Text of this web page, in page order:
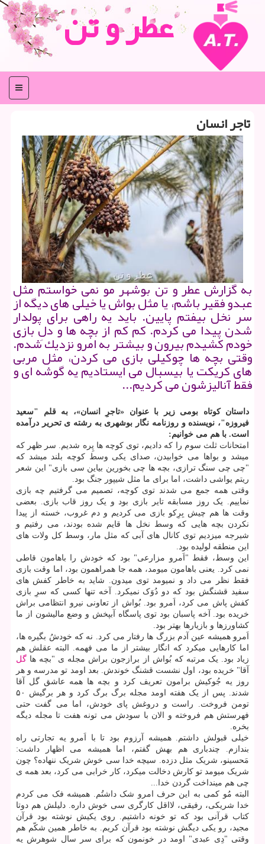
عطر و تن
منو
تاجر انسان
به گزارش عطر و تن بوشهر مو نمی خواستم مثل
عبدو فقیر باشم، یا مثل بواش یا خیلی های دیگه از
سر نخل بیفتم پایین. باید یه راهی برای پولدار
شدن پیدا می كردم. كم كم از بچه ها و دلِ بازی
خودم كشیدم بیرون و بیشتر به امرو نزدیك شدم.
وقتی بچه ها چوكیلی بازی می كردن، مثل مربی
های كریكت یا بیسبال می ایستادیم یه گوشه ای و
فقط آنالیزشون می كردیم...
داستان
کوتاه بومی زیر با عنوان «تاجرِ انسان»، به قلم "سعید
فیروزه"، نویسنده و روزنامه نگار بوشهری به رشته ی تحریر درآمده
است. با هم می خوانیم:
امتحانات ثلث سوم را که دادیم، توی کوچه ها پِره شدیم. سر ظهر که
میشد و بواها می خوابیدن، صدای یکی وسط کوچه بلند میشد که
"چی چی سنگ ترازی، بچه ها چی بخورین بیاین سی بازی" این شعر
ریتم یواشی داشت، اما برای ما مثل شیپور جنگ بود.
وقتی همه جمع می شدند توی کوچه، تصمیم می گرفتیم چه بازی
نماییم. یک روز مسابقه تایر بازی بود و یک روز قاب بازی. بعضی
وقت ها هم چیش بِرِکو بازی می کردیم و دم غروب، خسته از پیدا
نکردن بچه هایی که وسط نخل ها قایم شده بودند، می رفتیم و
شیرجه میزدیم توی کانال های آبی که مثل مار، وسط کل ولات های
این منطقه لولیده بود.
این وسط، فقط "اَمرو مزارعی" بود که خودش را باهامون قاطی
نمی کرد. یعنی باهامون میومد، همه جا همراهمون بود، اما وقت بازی
فقط نظر می داد و نمیومد توی میدون. شاید به خاطر کفش های
سفید قشنگش بود که دو دُوَک نمیکرد. آخه تنها کسی که سرِ بازی
کفش پاش می کرد، اَمرو بود. بُواش از تعاونی نیرو انتظامی براش
خریده بود. آخه پاسبان بود توی پاسگاه آبپخش و وضع مالیشون از ما
کشاورزها و بازیارها بهتر بود.
اَمرو همیشه عین آدم بزرگ ها رفتار می کرد. نه که خودشُ بگیره ها،
اما کارهایی میکرد که انگار بیشتر از ما می فهمه. البته عقلش هم
زیاد بود. یک مرتبه که بُواش از برازجون براش مجله ی "بچه ها گل
آقا" خریده بود، اول نشست قشنگ خوندش. بعد اومد تو مدرسه و هر
روز یه جُوکیش برامون تعریف کرد و بچه ها همه عاشق گل آقا
شدند. پس از یک هفته اومد مجله برگ برگ کرد و هر برگیش ۵۰
تومن فروخت. راست و دروغش پای خودش، اما می گفت حتی
فهرستش هم فروخته و الان با سودش می تونه هفت تا مجله دیگه
بخره.
خیلی قبولش داشتم. همیشه آرزوم بود تا با اَمرو یه تجارتی راه
بندازم. چندباری هم بهش گفتم، اما همیشه می اظهار داشت:
مَحسینو، شریک مثل دزده. سیچه خدا سی خوش شریک ننهاده؟ چون
شریک میومد تو کارش دخالت میکرد، کار خرابی می کرد، بعد همه ی
چی هم مینداخت گردن خدا...
البته مُو کمی به این حرف امرو شک داشتُم. همیشه فک می کردم
خدا شریکی، رفیقی، لااقل کارگری سی خوش داره. دلیلش هم دوتا
کتاب قرآنی بود که تو خونه داشتیم. روی یکیش نوشته بود قرآن
مجید، رو یکی دیگش نوشته بود قرآن کریم. به خاطر همین شکّم هم
وقتی "دِی عبدی" اومد در خونمون که برای سر سال شوهرش یه